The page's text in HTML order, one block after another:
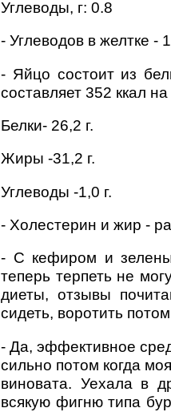
Углеводы, г: 0.8
- Углеводов в желтке -
- Яйцо состоит из
составляет 352 ккал на
Белки- 26,2 г.
Жиры -31,2 г.
Углеводы -1,0 г.
- Холестерин и жир -
- С кефиром и
теперь терпеть не
диеты, отзывы
сидеть, воротить
- Да, эффективное
сильно потом когда
виновата. Уехала в
всякую фигню типа